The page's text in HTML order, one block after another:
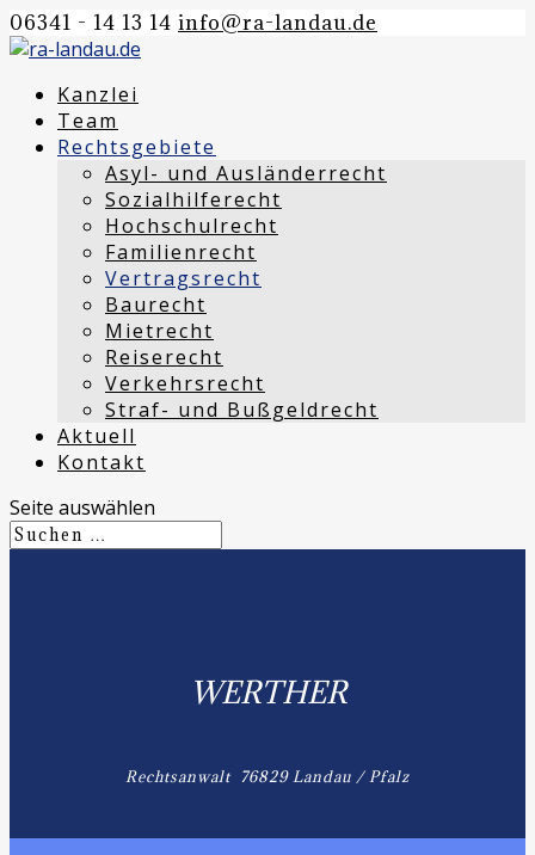
06341 - 14 13 14 info@ra-landau.de
Kanzlei
Team
Rechtsgebiete
Asyl- und Ausländerrecht
Sozialhilferecht
Hochschulrecht
Familienrecht
Vertragsrecht
Baurecht
Mietrecht
Reiserecht
Verkehrsrecht
Straf- und Bußgeldrecht
Aktuell
Kontakt
Seite auswählen
WERTHER
Rechtsanwalt 76829 Landau / Pfalz